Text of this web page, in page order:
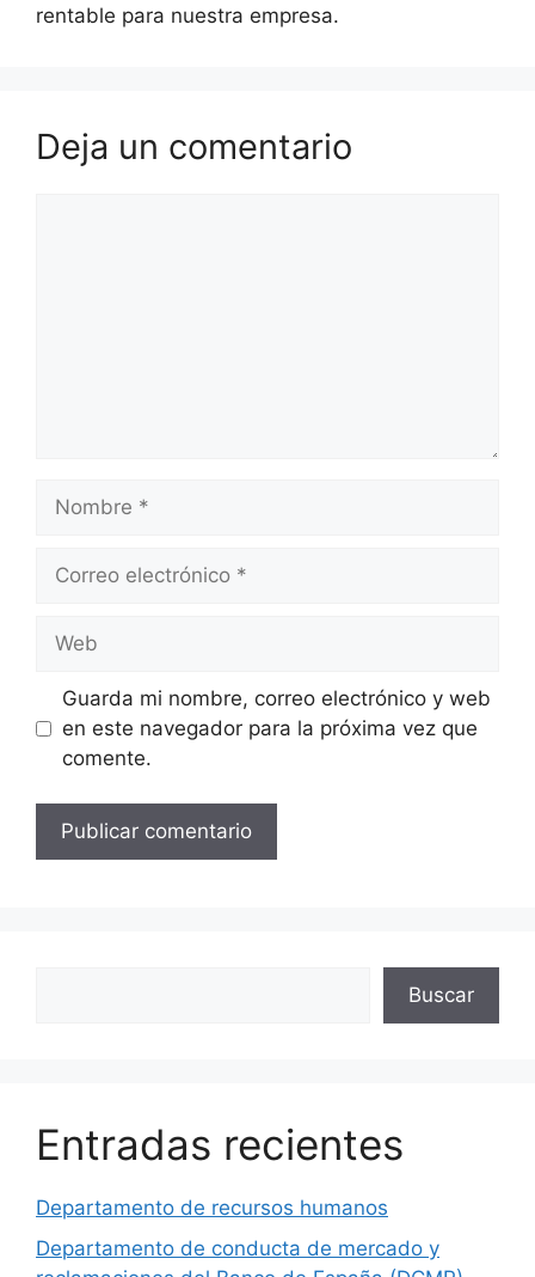
rentable para nuestra empresa.
Deja un comentario
electrónico
Guarda mi nombre, correo electrónico y web
en este navegador para la próxima vez que
comente.
Buscar
Entradas recientes
Departamento de recursos humanos
Departamento de conducta de mercado y